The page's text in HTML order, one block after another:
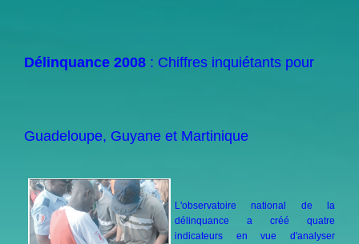
Délinquance 2008 : Chiffres inquiétants pour
Guadeloupe, Guyane et Martinique
L'observatoire national de la
délinquance a créé quatre
indicateurs en vue d'analyser